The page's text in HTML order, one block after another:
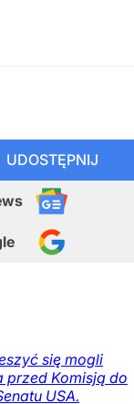
UDOSTĘPNIJ
się mogli
przed Komisją do
USA.